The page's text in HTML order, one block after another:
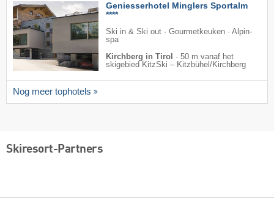
Geniesserhotel Minglers Sportalm
****
Ski in & Ski out · Gourmetkeuken · Alpin-
spa
Kirchberg in Tirol
· 50 m vanaf het
skigebied KitzSki – Kitzbühel/​Kirchberg
Nog meer tophotels
Skiresort-Partners